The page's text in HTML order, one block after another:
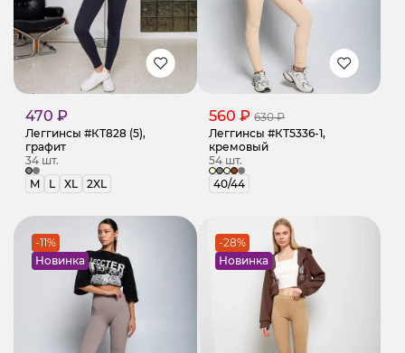
470 ₽
Леггинсы #КТ828 (5),
графит
34 шт.
M
L XL 2XL
560 ₽ 630 ₽
Леггинсы #КТ5336-1,
кремовый
54 шт.
40/44
-11%
Новинка
-28%
Новинка